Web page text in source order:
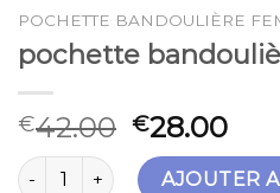
POCHETTE BANDOULIÈRE
pochette
€42.00 €28.00
quantité de pochetteAJOUTER